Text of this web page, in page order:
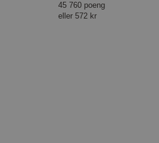
45 760 poeng
eller 572 kr